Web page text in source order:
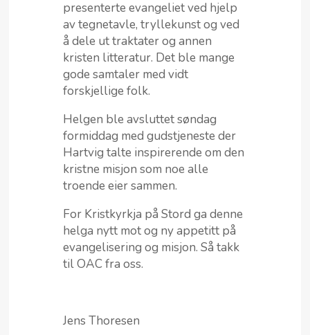
presenterte evangeliet ved hjelp
av tegnetavle, tryllekunst og ved
å dele ut traktater og annen
kristen litteratur. Det ble mange
gode samtaler med vidt
forskjellige folk.
Helgen ble avsluttet søndag
formiddag med gudstjeneste der
Hartvig talte inspirerende om den
kristne misjon som noe alle
troende eier sammen.
For Kristkyrkja på Stord ga denne
helga nytt mot og ny appetitt på
evangelisering og misjon. Så takk
til OAC fra oss.
Jens Thoresen